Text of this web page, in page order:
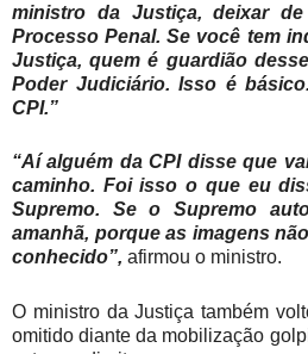
ministro da Justiça, deixar
Processo Penal. Se você tem
Justiça, quem é guardião
Poder Judiciário. Isso é
CPI.”
“Aí alguém da CPI disse que
caminho. Foi isso o que eu
Supremo. Se o Supremo
amanhã, porque as imagens
conhecido”, afirmou o ministro.
O ministro da Justiça também
omitido diante da mobilização